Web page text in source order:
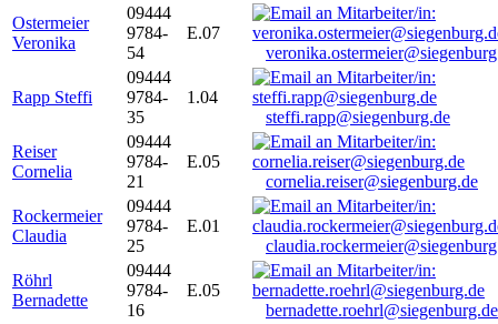
Ostermeier
Veronika
09444
9784-
54
E.07
Rapp Steffi
09444
9784-
35
1.04
steffi.rapp@siegenburg.de
Reiser
Cornelia
09444
9784-
21
E.05
cornelia.reiser@siegenburg.de
Rockermeier
Claudia
09444
9784-
25
E.01
Röhrl
Bernadette
09444
9784-
16
E.05
bernadette.roehrl@siegenburg.de